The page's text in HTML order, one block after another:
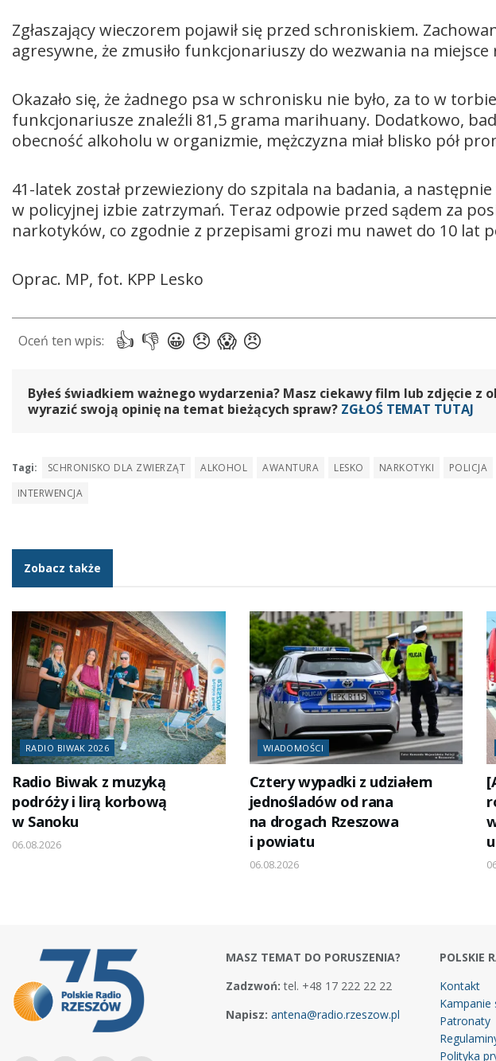
Zgłaszający wieczorem pojawił się przed schroniskiem.
agresywne, że zmusiło funkcjonariuszy do wezwania na
Okazało się, że żadnego psa w schronisku nie było, za to w
funkcjonariusze znaleźli 81,5 grama marihuany. Dodatkowo,
obecność alkoholu w organizmie, mężczyzna miał blisko pół
41-latek został przewieziony do szpitala na badania, a
w policyjnej izbie zatrzymań. Teraz odpowie przed sądem za
narkotyków, co zgodnie z przepisami grozi mu nawet do 10 lat
Oprac. MP, fot. KPP Lesko
Byłeś świadkiem ważnego wydarzenia? Masz ciekawy film lub zdjęcie z
wyrazić swoją opinię na temat bieżących spraw? ZGŁOŚ TEMAT TUTAJ
Tagi: SCHRONISKO DLA ZWIERZĄT ALKOHOL AWANTURA LESKO NARKOTYKI POLICJA
INTERWENCJA
Zobacz także
RADIO BIWAK 2026
Radio Biwak z muzyką
podróży i lirą korbową
w Sanoku
06.08.2026
WIADOMOŚCI
Cztery wypadki z udziałem
jednośladów od rana
na drogach Rzeszowa
i powiatu
06.08.2026
MASZ TEMAT DO PORUSZENIA?
Zadzwoń: tel. +48 17 222 22 22
Napisz: antena@radio.rzeszow.pl
POLSKIE
Kontakt
Kampanie
Patronaty
Polityka